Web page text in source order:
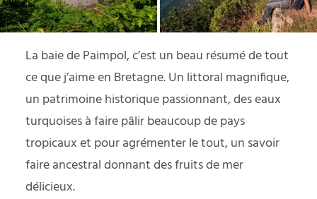
La baie de Paimpol, c’est un beau résumé de tout
ce que j’aime en Bretagne. Un littoral magnifique,
un patrimoine historique passionnant, des eaux
turquoises à faire pâlir beaucoup de pays
tropicaux et pour agrémenter le tout, un savoir
faire ancestral donnant des fruits de mer
délicieux.